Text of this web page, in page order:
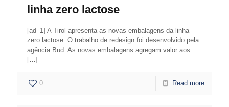
linha zero lactose
[ad_1] A Tirol apresenta as novas embalagens da linha
zero lactose. O trabalho de redesign foi desenvolvido pela
agência Bud. As novas embalagens agregam valor aos
[…]
0 Read more